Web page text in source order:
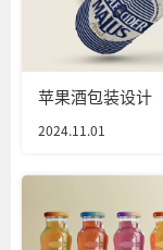
苹果酒包装设计
2024.11.01